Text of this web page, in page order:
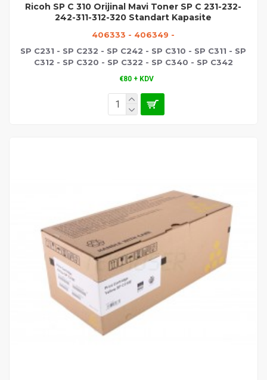
406333 - 406349 -
SP C231 - SP C232 - SP C242 - SP C310 - SP C311 - SP
C312 - SP C320 - SP C322 - SP C340 - SP C342
Ricoh SP C 310 Orijinal Mavi Toner SP C 231-232-
242-311-312-320 Standart Kapasite
€80 + KDV